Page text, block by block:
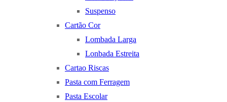
Suspenso
Cartão Cor
Lombada Larga
Lonbada Estreita
Cartao Riscas
Pasta com Ferragem
Pasta Escolar